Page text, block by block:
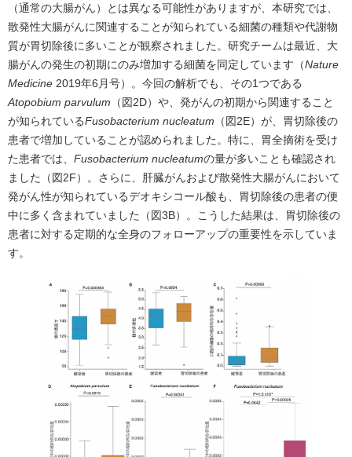
（通常の大腸がん）とは異なる可能性がありますが、本研究では、
散発性大腸がんに関連することが知られている細菌の種類や代謝物
質が胃切除後に多いことが観察されました。研究チームは最近、大
腸がんの発生の初期にのみ増加する細菌を同定しています（Nature
Medicine 2019年6月号）。今回の解析でも、その1つである
Atopobium parvulum （図2D）や、発がんの初期から関連すること
が知られているFusobacterium nucleatum （図2E）が、胃切除後の
患者で増加していることが認められました。特に、胃全摘術を受け
た患者では、 Fusobacterium nucleatumの量が多いことも確認され
ました（図2F）。さらに、肝臓がんおよび散発性大腸がんにおいて
発がん性が知られているデオキシコール酸も、胃切除後の患者の便
中に多く含まれていました（図3B）。こうした結果は、胃切除後の
患者に対する定期的な全身のフォローアップの重要性を示していま
す。